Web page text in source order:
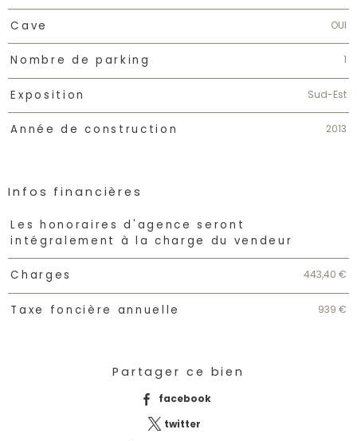
Cave OUI
Nombre de parking 1
Exposition Sud-Est
Année de construction 2013
Infos financières
Caractéristiques Valeurs
Les honoraires d'agence seront
intégralement à la charge du vendeur
Charges 443,40 €
Taxe foncière annuelle 939 €
Partager ce bien
facebook
twitter